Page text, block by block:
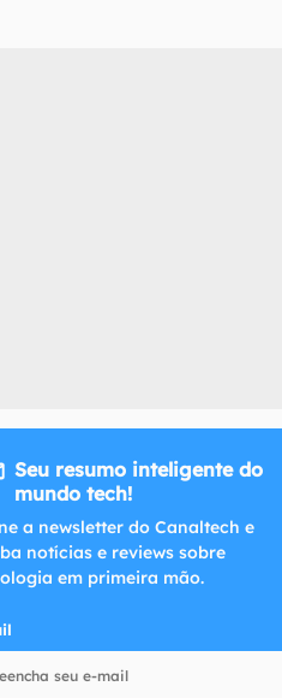
do Canaltech.
Seu resumo inteligente do
mundo tech!
a newsletter do Canaltech e
notícias e reviews sobre
em primeira mão.